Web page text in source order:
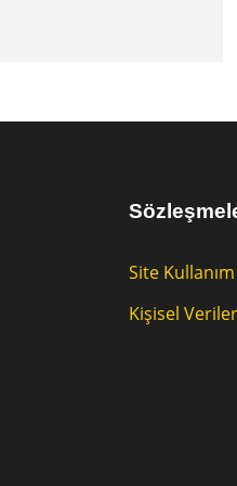
Site
Kişisel